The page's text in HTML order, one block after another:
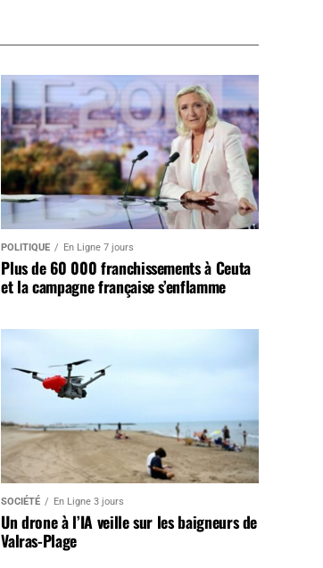
POLITIQUE En Ligne 7 jours
Plus de 60 000 franchissements à Ceuta
et la campagne française s’enflamme
SOCIÉTÉ En Ligne 3 jours
Un drone à l’IA veille sur les baigneurs de
Valras-Plage